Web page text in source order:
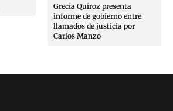
Grecia Quiroz presenta
informe de gobierno entre
llamados de justicia por
Carlos Manzo